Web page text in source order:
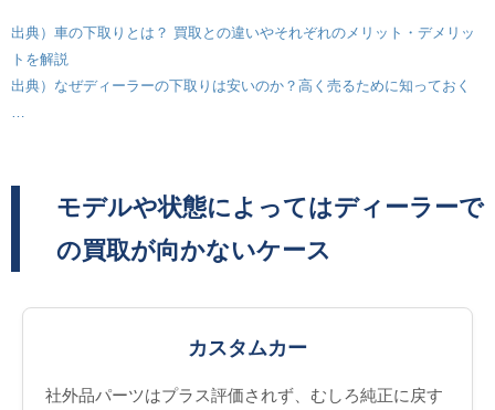
出典）車の下取りとは？ 買取との違いやそれぞれのメリット・デメリッ
トを解説
出典）なぜディーラーの下取りは安いのか？高く売るために知っておく
モデルや状態によってはディーラーで
の買取が向かないケース
カスタムカー
社外品パーツはプラス評価されず、むしろ純正に戻す